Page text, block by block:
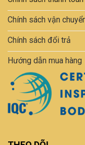
Chính sách vận
Chính sách đổi trả
Hướng dẫn mua hàng